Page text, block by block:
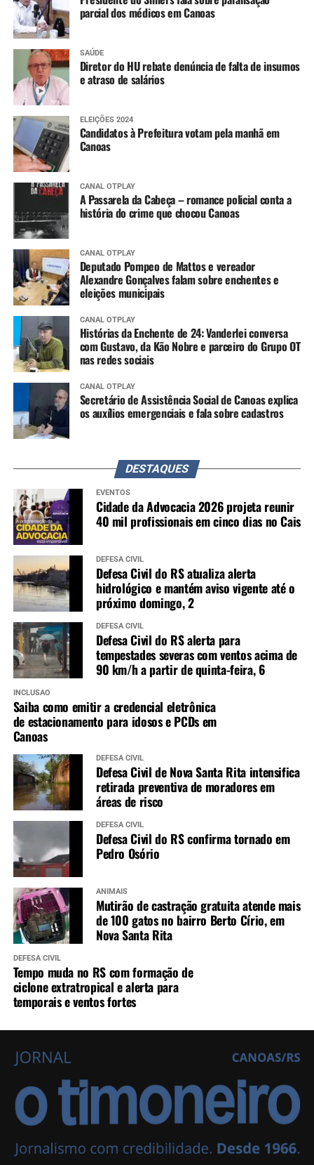
parcial dos médicos em Canoas
SAÚDE
Diretor do HU rebate denúncia de falta de insumos
e atraso de salários
ELEIÇÕES 2024
Candidatos à Prefeitura votam pela manhã em
Canoas
CANAL OTPLAY
A Passarela da Cabeça – romance policial conta a
história do crime que chocou Canoas
CANAL OTPLAY
Deputado Pompeo de Mattos e vereador
Alexandre Gonçalves falam sobre enchentes e
eleições municipais
CANAL OTPLAY
Histórias da Enchente de 24: Vanderlei conversa
com Gustavo, da Kão Nobre e parceiro do Grupo OT
nas redes sociais
CANAL OTPLAY
Secretário de Assistência Social de Canoas explica
os auxílios emergenciais e fala sobre cadastros
DESTAQUES
EVENTOS
Cidade da Advocacia 2026 projeta reunir
40 mil profissionais em cinco dias no Cais
DEFESA CIVIL
Defesa Civil do RS atualiza alerta
hidrológico e mantém aviso vigente até o
próximo domingo, 2
DEFESA CIVIL
Defesa Civil do RS alerta para
tempestades severas com ventos acima de
90 km/h a partir de quinta-feira, 6
INCLUSÃO
Saiba como emitir a credencial eletrônica
de estacionamento para idosos e PCDs em
Canoas
DEFESA CIVIL
Defesa Civil de Nova Santa Rita intensifica
retirada preventiva de moradores em
áreas de risco
DEFESA CIVIL
Defesa Civil do RS confirma tornado em
Pedro Osório
ANIMAIS
Mutirão de castração gratuita atende mais
de 100 gatos no bairro Berto Círio, em
Nova Santa Rita
DEFESA CIVIL
Tempo muda no RS com formação de
ciclone extratropical e alerta para
temporais e ventos fortes